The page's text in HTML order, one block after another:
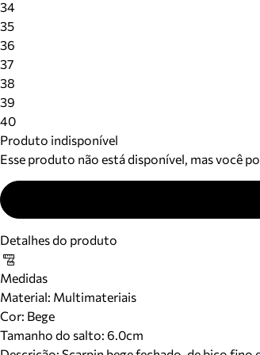
34
35
36
37
38
39
40
Produto indisponível
Esse produto não está disponível, mas você
Detalhes do produto
Medidas
Material: Multimateriais
Cor: Bege
Tamanho do salto: 6.0cm